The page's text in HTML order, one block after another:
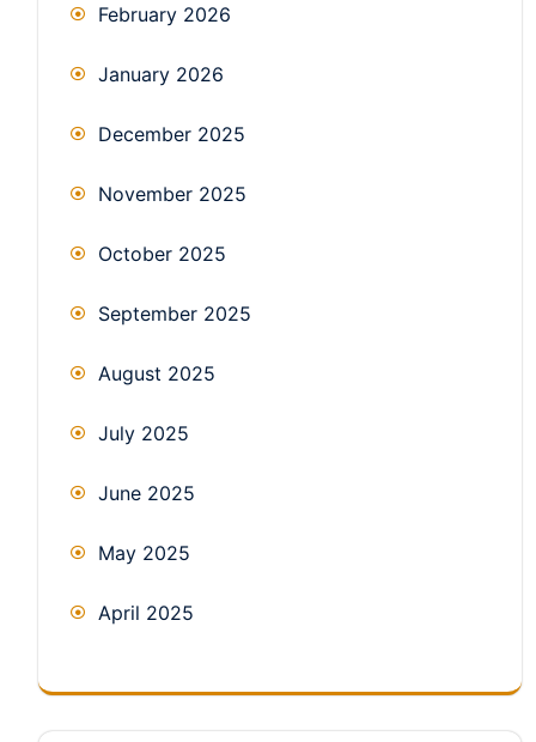
February 2026
January 2026
December 2025
November 2025
October 2025
September 2025
August 2025
July 2025
June 2025
May 2025
April 2025